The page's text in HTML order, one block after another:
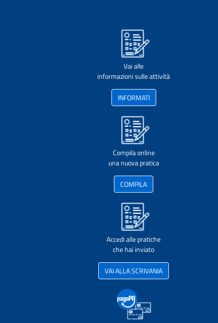
Vai alle
informazioni sulle attività
INFORMATI
Compila online
una nuova pratica
COMPILA
Accedi alle pratiche
che hai inviato
VAI ALLA SCRIVANIA